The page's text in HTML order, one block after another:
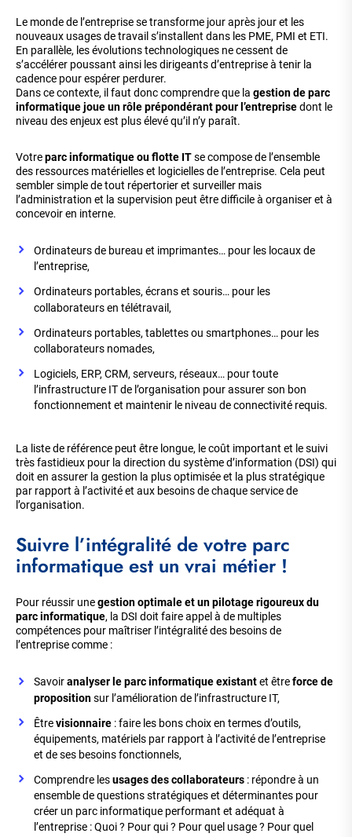
Le monde de l’entreprise se transforme jour après jour et les
nouveaux usages de travail s’installent dans les PME, PMI et ETI.
En parallèle, les évolutions technologiques ne cessent de
s’accélérer poussant ainsi les dirigeants d’entreprise à tenir la
cadence pour espérer perdurer.
Dans ce contexte, il faut donc comprendre que la gestion de parc
informatique joue un rôle prépondérant pour l’entreprisedont le
niveau des enjeux est plus élevé qu’il n’y paraît.
Votreparc informatique ou flotte ITse compose de l’ensemble
des ressources matérielles et logicielles de l’entreprise. Cela peut
sembler simple de tout répertorier et surveiller mais
l’administration et la supervision peut être difficile à organiser et à
concevoir en interne.
Ordinateurs de bureau et imprimantes… pour les locaux de
l’entreprise,
Ordinateurs portables, écrans et souris… pour les
collaborateurs en télétravail,
Ordinateurs portables, tablettes ou smartphones… pour les
collaborateurs nomades,
Logiciels, ERP, CRM, serveurs, réseaux… pour toute
l’infrastructure IT de l’organisation pour assurer son bon
fonctionnement et maintenir le niveau de connectivité requis.
La liste de référence peut être longue, le coût important et le suivi
très fastidieux pour la direction du système d’information (DSI) qui
doit en assurer la gestion la plus optimisée et la plus stratégique
par rapport à l’activité et aux besoins de chaque service de
l’organisation.
Suivre l’intégralité de votre parc
informatique est un vrai métier !
Pour réussir unegestion optimale et un pilotage rigoureux du
parc informatique, la DSI doit faire appel à de multiples
compétences pour maîtriser l’intégralité des besoins de
l’entreprise comme :
Savoiranalyser le parc informatique existantet êtreforce de
propositionsur l’amélioration de l’infrastructure IT,
Êtrevisionnaire : faire les bons choix en termes d’outils,
équipements, matériels par rapport à l’activité de l’entreprise
et de ses besoins fonctionnels,
Comprendre lesusages des collaborateurs : répondre à un
ensemble de questions stratégiques et déterminantes pour
créer un parc informatique performant et adéquat à
l’entreprise : Quoi ? Pour qui ? Pour quel usage ? Pour quel